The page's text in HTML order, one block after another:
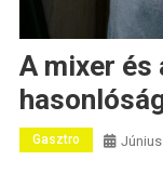
A mixer és
Gasztro Június